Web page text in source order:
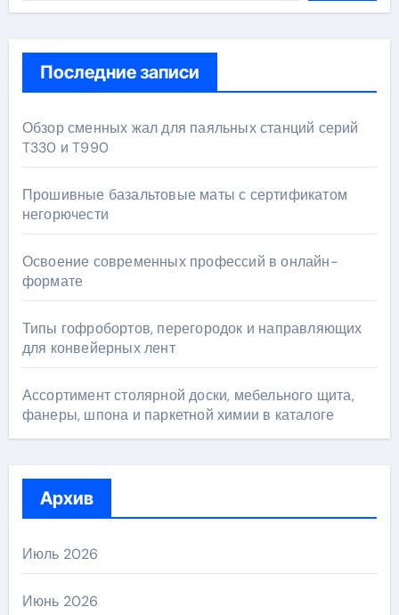
Последние записи
Обзор сменных жал для паяльных станций серий
T330 и T990
Прошивные базальтовые маты с сертификатом
негорючести
Освоение современных профессий в онлайн-
формате
Типы гофробортов, перегородок и направляющих
для конвейерных лент
Ассортимент столярной доски, мебельного щита,
фанеры, шпона и паркетной химии в каталоге
Архив
Июль 2026
Июнь 2026